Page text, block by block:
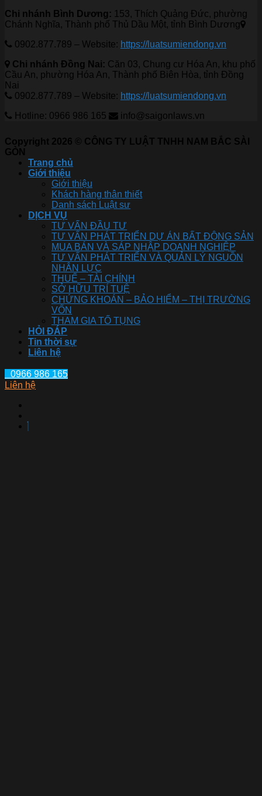
Chi nhánh Bình Dương: 153, Thích Quảng Đức, phường
Chánh Nghĩa, Thành phố Thủ Dầu Một, tỉnh Bình Dương
0902.877.789 – Website: https://luatsumiendong.vn
Chi nhánh Đồng Nai: Căn 03, Chung cư Hóa An, khu phố
Cầu An, phường Hóa An, Thành phố Biên Hòa, tỉnh Đồng
Nai
0902.877.789 – Website: https://luatsumiendong.vn
Hotline: 0966 986 165
info@saigonlaws.vn
Copyright 2026 © CÔNG TY LUẬT TNHH NAM BẮC SÀI
GÒN
Trang chủ
Giới thiệu
Giới thiệu
Khách hàng thân thiết
Danh sách Luật sư
DỊCH VỤ
TƯ VẤN ĐẦU TƯ
TƯ VẤN PHÁT TRIỂN DỰ ÁN BẤT ĐỘNG SẢN
MUA BÁN VÀ SÁP NHẬP DOANH NGHIỆP
TƯ VẤN PHÁT TRIỂN VÀ QUẢN LÝ NGUỒN
NHÂN LỰC
THUẾ – TÀI CHÍNH
SỞ HỮU TRÍ TUỆ
CHỨNG KHOÁN – BẢO HIỂM – THỊ TRƯỜNG
VỐN
THAM GIA TỐ TỤNG
HỎI ĐÁP
Tin thời sự
Liên hệ
0966 986 165
Liên hệ